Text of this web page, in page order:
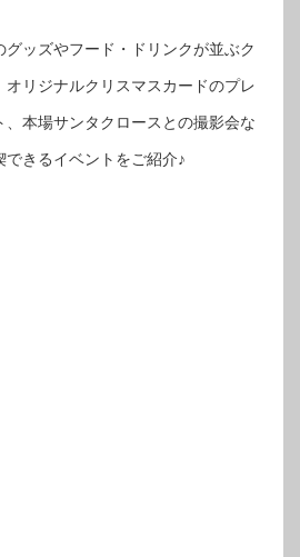
ッズやフード・ドリンクが並ぶク
オリジナルクリスマスカードのプレ
、本場サンタクロースとの撮影会な
できるイベントをご紹介♪